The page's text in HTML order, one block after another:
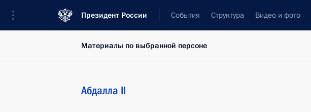
Президент России События Структура Видео и фото
Материалы по выбранной персоне
Абдалла II